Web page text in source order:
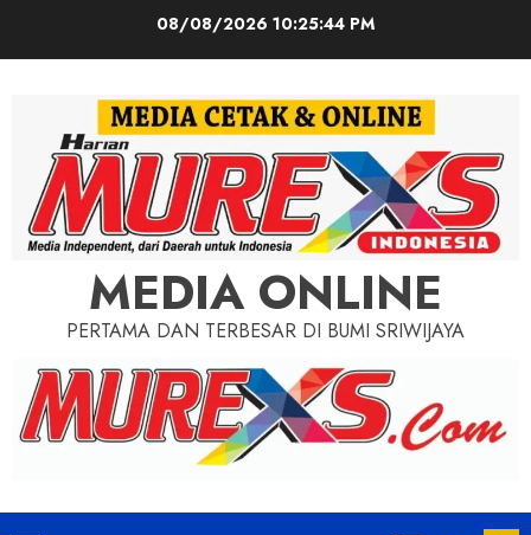
08/08/2026 10:25:46 PM
MEDIA ONLINE
PERTAMA DAN TERBESAR DI BUMI SRIWIJAYA